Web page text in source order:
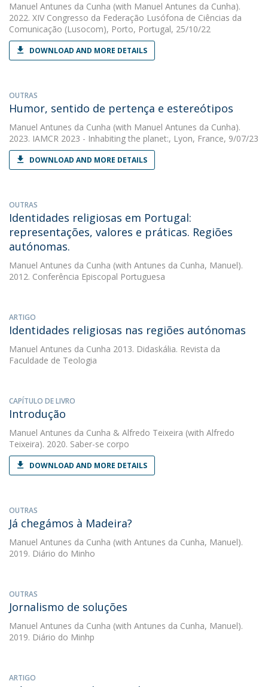
Manuel Antunes da Cunha (with Manuel Antunes da Cunha).
2022. XIV Congresso da Federação Lusófona de Ciências da
Comunicação (Lusocom), Porto, Portugal, 25/10/22
DOWNLOAD AND MORE DETAILS
OUTRAS
Humor, sentido de pertença e estereótipos
Manuel Antunes da Cunha (with Manuel Antunes da Cunha).
2023. IAMCR 2023 - Inhabiting the planet:, Lyon, France, 9/07/23
DOWNLOAD AND MORE DETAILS
OUTRAS
Identidades religiosas em Portugal:
representações, valores e práticas. Regiões
autónomas.
Manuel Antunes da Cunha (with Antunes da Cunha, Manuel).
2012. Conferência Episcopal Portuguesa
ARTIGO
Identidades religiosas nas regiões autónomas
Manuel Antunes da Cunha 2013. Didaskália. Revista da
Faculdade de Teologia
CAPÍTULO DE LIVRO
Introdução
Manuel Antunes da Cunha & Alfredo Teixeira (with Alfredo
Teixeira). 2020. Saber-se corpo
DOWNLOAD AND MORE DETAILS
OUTRAS
Já chegámos à Madeira?
Manuel Antunes da Cunha (with Antunes da Cunha, Manuel).
2019. Diário do Minho
OUTRAS
Jornalismo de soluções
Manuel Antunes da Cunha (with Antunes da Cunha, Manuel).
2019. Diário do Minhp
ARTIGO